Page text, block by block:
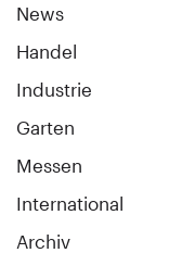
News
Handel
Industrie
Garten
Messen
International
Archiv